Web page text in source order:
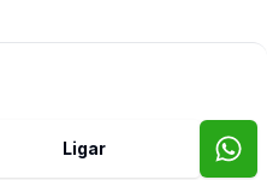
Ligar
Tecnologia Loft